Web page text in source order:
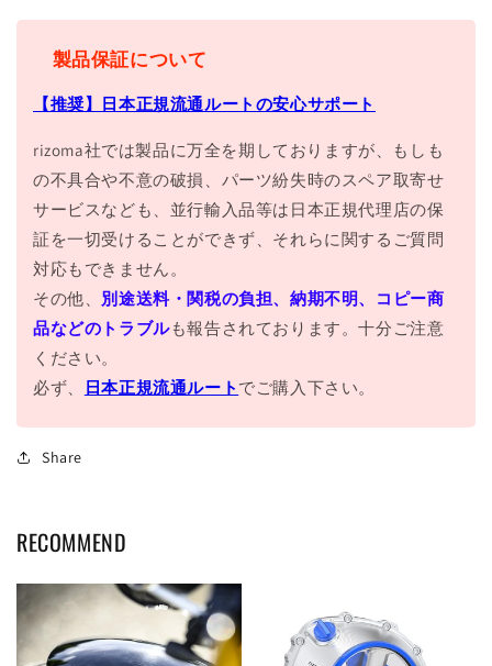
製品保証について
【推奨】日本正規流通ルートの安心サポート
rizoma社では製品に万全を期しておりますが、もしも
の不具合や不意の破損、パーツ紛失時のスペア取寄せ
サービスなども、並行輸入品等は日本正規代理店の保
証を一切受けることができず、それらに関するご質問
対応もできません。
その他、 別途送料・関税の負担、納期不明、コピー商
品などのトラブルも報告されております。十分ご注意
ください。
必ず、
日本正規流通ルート でご購入下さい。
Share
RECOMMEND